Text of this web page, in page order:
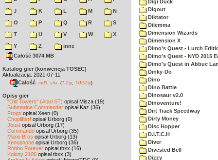
J
K L M
N
O
P Q R
S
T
U V W
X
Y
Z
inne
Całość 3074 MB
Katalog gier (konwencja TOSEC)
Aktualizacja: 2021-07-11
Całość md5 sha (7-Zip TUGZip)
Opisy gier
"Old Towers" (Atari ST) opisał Misza (19)
Submarine Commander opisał Kaz (36)
Frogs opisał Xeen (0)
Choplifter! opisał Urborg (0)
Joust opisał Urborg (17)
Commando opisał Urborg (35)
Mario Bros opisał Urborg (13)
Xenophobe opisał Urborg (36)
Robbo Forever opisał tbxx (16)
Kolony 2106 opisał tbxx (3)
Digi Duck
Digout
Diktator
Dilemma
Dimension Wizards
Dimension X
Dimo's Quest - Lurch
Dimo's Quest - NYD 2015
Dimo's Quest in Abbuc
Dinky-Do
Dino
Dino Battle
Dinosaur v2.0
Dinoventure!
Dirt Track Speedway
Dirty Money
Disc Hopper
D.I.T.C.H
Diver
Divested Bell
Dizzy